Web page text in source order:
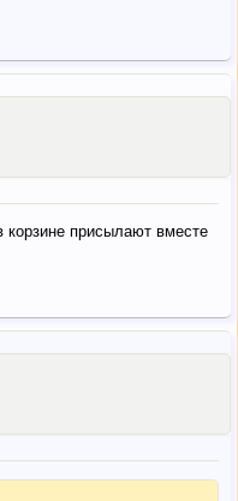
корзине присылают вместе